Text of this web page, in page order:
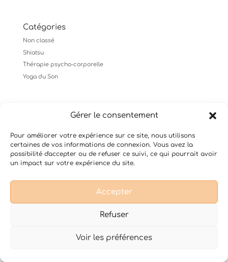
Gérer le consentement
Pour améliorer votre expérience sur ce site, nous utilisons
certaines de vos informations de connexion. Vous avez la
possibilité d'accepter ou de refuser ce suivi, ce qui pourrait avoir
un impact sur votre expérience du site.
Accepter
Refuser
Voir les préférences
Catégories
Non classé
Shiatsu
Thérapie psycho-corporelle
Yoga du Son
Mentions légales